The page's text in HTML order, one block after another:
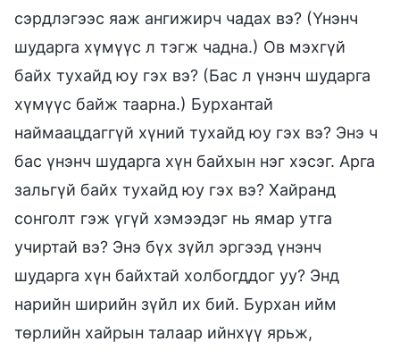
сэрдлэгээс яаж ангижирч чадах вэ? (Үнэнч
шударга хүмүүс л тэгж чадна.) Ов мэхгүй
байх тухайд юу гэх вэ? (Бас л үнэнч шударга
хүмүүс байж таарна.) Бурхантай
наймаацдаггүй хүний тухайд юу гэх вэ? Энэ ч
бас үнэнч шударга хүн байхын нэг хэсэг. Арга
зальгүй байх тухайд юу гэх вэ? Хайранд
сонголт гэж үгүй хэмээдэг нь ямар утга
учиртай вэ? Энэ бүх зүйл эргээд үнэнч
шударга хүн байхтай холбогддог уу? Энд
нарийн ширийн зүйл их бий. Бурхан ийм
төрлийн хайрын талаар ийнхүү ярьж,